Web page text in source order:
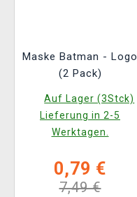
Maske Batman - Logo
(2 Pack)
Auf Lager (3Stck)
Lieferung in 2-5
Werktagen.
0,79 €
7,49 €